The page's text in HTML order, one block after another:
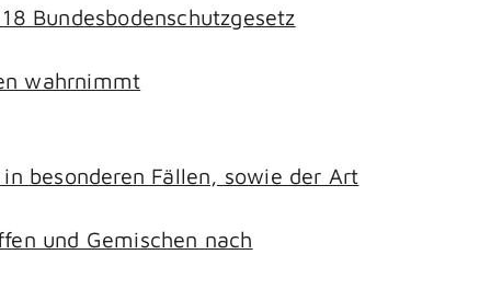
Bundesbodenschutzgesetz
wahrnimmt
besonderen Fällen, sowie der Art
und Gemischen nach